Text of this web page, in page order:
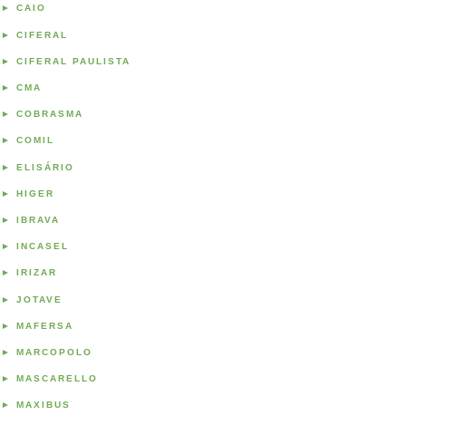
► CAIO
► CIFERAL
► CIFERAL PAULISTA
► CMA
► COBRASMA
► COMIL
► ELISÁRIO
► HIGER
► IBRAVA
► INCASEL
► IRIZAR
► JOTAVE
► MAFERSA
► MARCOPOLO
► MASCARELLO
► MAXIBUS